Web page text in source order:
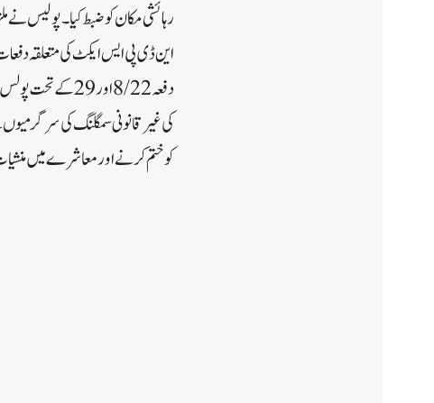
رہائشی مکان کو ضبط کیا۔پولیس نے
دفعہ 8/22 اور
کی غیر قانونی سمگلنگ کی
کو ختم کرنے اور معاشرے میں